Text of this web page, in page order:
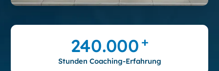
240.000 +
Stunden Coaching-Erfahrung